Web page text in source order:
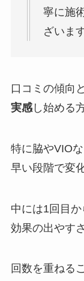
寧に施
ざいま
口コミの傾向
実感し始める
特に脇やVIO
早い段階で変
中には1回目か
効果の出やす
回数を重ねる